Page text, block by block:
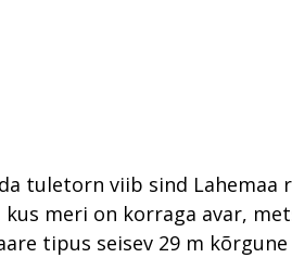
tuletorn viib sind Lahemaa
kus meri on korraga avar,
tipus seisev 29 m